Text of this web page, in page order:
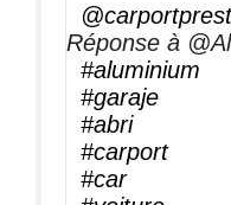
Réponse à
#aluminium
#garaje
#abri
#carport
#car